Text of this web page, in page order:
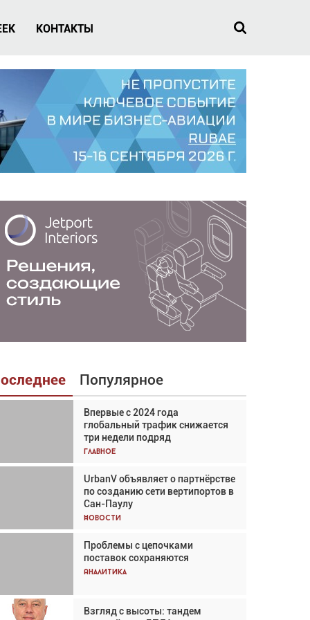
КОНТАКТЫ
Популярное
Впервые с 2024 года
глобальный трафик снижается
три недели подряд
Главное
UrbanV объявляет о партнёрстве
по созданию сети вертипортов в
Сан-Паулу
Новости
Проблемы с цепочками
поставок сохраняются
Аналитика
Взгляд с высоты: тандем
Взгляд с высоты: тандем
вертолётов и БПЛА в
спасательных операциях
Главное
Авиационный фотограф Дэйв
Кох: «Фотография говорит сама
за себя... а ИИ всё портит»
Новости
Впервые с 2024 года
глобальный трафик снижается
три недели подряд
Частный самолёт – это актив.